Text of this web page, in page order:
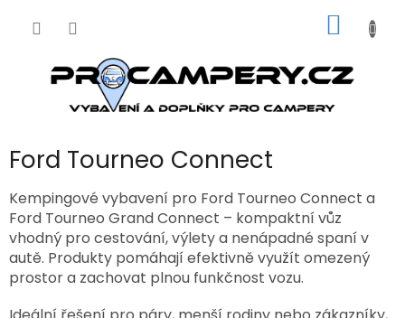
KOŠÍK
Ford Tourneo Connect
Kempingové vybavení pro Ford Tourneo Connect a
Ford Tourneo Grand Connect – kompaktní vůz
vhodný pro cestování, výlety a nenápadné spaní v
autě. Produkty pomáhají efektivně využít omezený
prostor a zachovat plnou funkčnost vozu.